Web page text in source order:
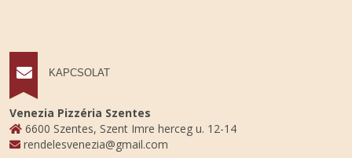
KAPCSOLAT
Venezia Pizzéria Szentes
6600 Szentes, Szent Imre herceg u. 12-14
rendelesvenezia@gmail.com